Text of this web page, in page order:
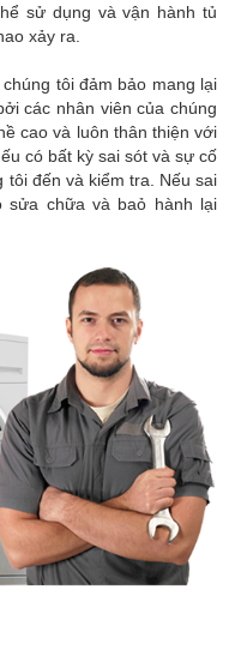
sử dụng và vận hành tủ
xảy ra.
tôi đảm bảo mang lại
các nhân viên của chúng
cao và luôn thân thiện với
có bất kỳ sai sót và sự cố
tôi đến và kiểm tra. Nếu sai
sửa chữa và baỏ hành lại